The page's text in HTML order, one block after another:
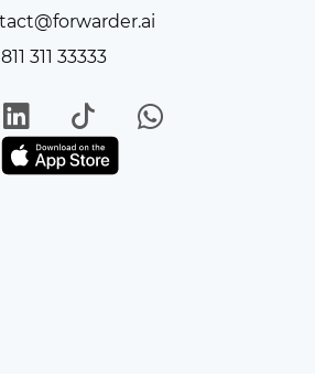
311 33333
LinkedIn
TikTokWhatsApp
it on Play StoreGet in on App Store